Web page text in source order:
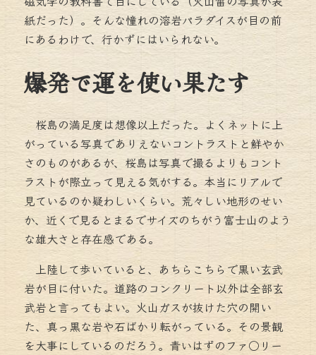
紙だった）。そんな憧れの溶岩パラダイスが目の前
にあるわけで、行かずにはいられない。
爆発で運を使い果たす
桜島の満足度は想像以上だった。よくネットに上
がっている写真でありえないコントラストと鮮やか
さのものがあるが、桜島は写真で撮るよりもコント
ラストが際立って見える気がする。本当にリアルで
見ているのか疑わしいくらい。荒々しい地形のせい
か、近くで見るとまるでサイズのちがう富士山のよう
な雄大さと存在感である。
上陸して歩いていると、あちらこちらで黒い玄武
岩が目に付いた。道路のコンクリート以外は全部玄
武岩と言ってもよい。火山ガスが抜けた穴の開い
た、真っ黒な岩や石ばかり転がっている。その景観
を大事にしているのだろう。青いはずのファ○リー